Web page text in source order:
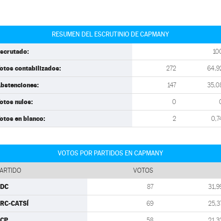
RESUMEN DEL ESCRUTINIO DE CAPMANY
contabilizados: 272
147
nulos: 0
en blanco: 2
VOTOS POR PARTIDOS EN CAPMANY
VOTOS
87
CATSÍ 69